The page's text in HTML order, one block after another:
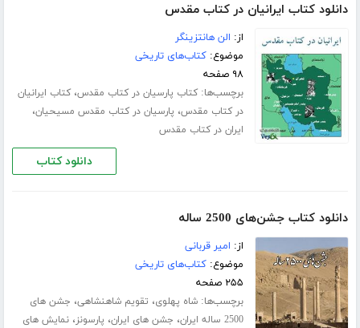
دانلود کتاب ایرانیان در کتاب مقدس
از: الن هانتزینگر
موضوع:کتاب‌های تاریخی
۹۸ صفحه
برچسب‌ها:کتاب پارسیان در کتاب مقدس،کتاب ایرانیان
در کتاب مقدس، پارسیان در کتاب مقدس مسیحیان،
ایران در کتاب مقدس
دانلود کتاب
دانلود کتاب جشن‌های 2500 ساله
از: امیر قربانی
موضوع:کتاب‌های تاریخی
۲۵۵ صفحه
برچسب‌ها:شاه پهلوی، تقویم شاهنشاهی، جشن های
2500 ساله ایران
، جشن های ایران، پارسونز،نمایش های